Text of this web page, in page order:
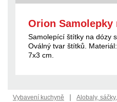
Orion Samolepky
Samolepící štítky na dózy
Oválný tvar štítků.
7x3 cm.
Vybavení kuchyně | Alobaly,